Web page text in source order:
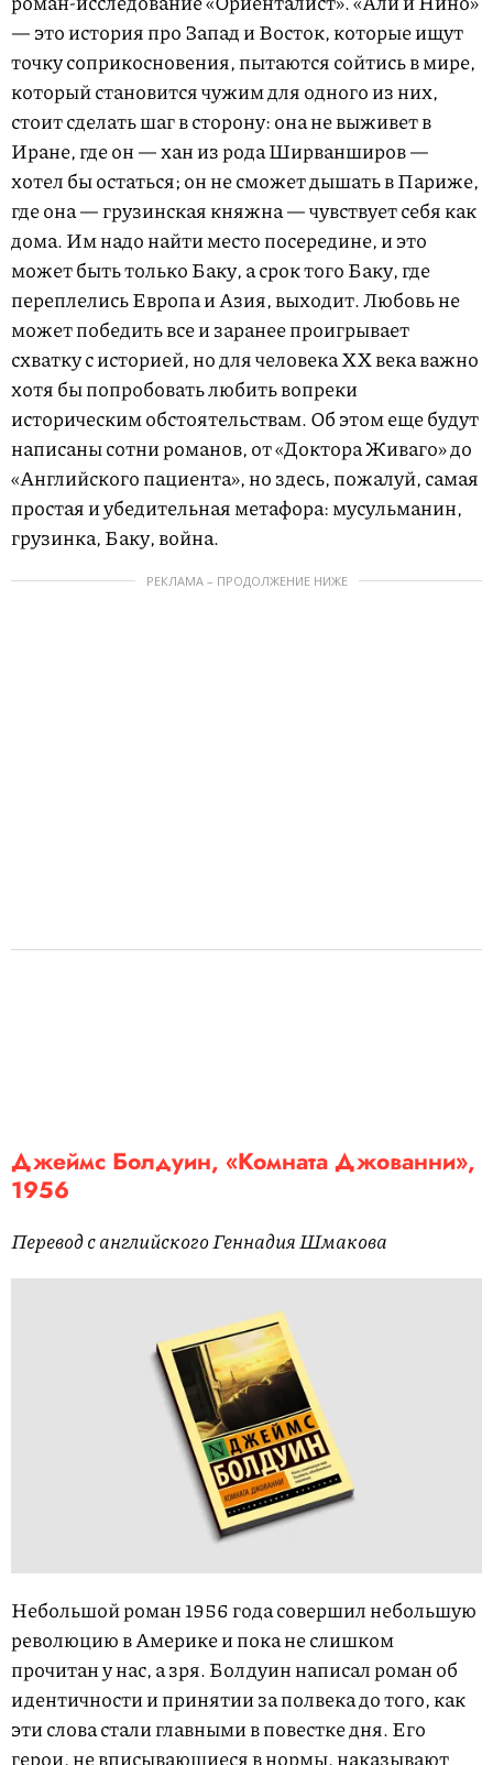
— это история про Запад и Восток, которые ищут
точку соприкосновения, пытаются сойтись в мире,
который становится чужим для одного из них,
стоит сделать шаг в сторону: она не выживет в
Иране, где он — хан из рода Ширванширов —
хотел бы остаться; он не сможет дышать в Париже,
где она — грузинская княжна — чувствует себя как
дома. Им надо найти место посередине, и это
может быть только Баку, а срок того Баку, где
переплелись Европа и Азия, выходит. Любовь не
может победить все и заранее проигрывает
схватку с историей, но для человека ХХ века важно
хотя бы попробовать любить вопреки
историческим обстоятельствам. Об этом еще будут
написаны сотни романов, от «Доктора Живаго» до
«Английского пациента», но здесь, пожалуй, самая
простая и убедительная метафора: мусульманин,
грузинка, Баку, война.
РЕКЛАМА – ПРОДОЛЖЕНИЕ НИЖЕ
Джеймс Болдуин, «Комната Джованни»,
1956
Перевод с английского Геннадия Шмакова
Небольшой роман 1956 года совершил небольшую
революцию в Америке и пока не слишком
прочитан у нас, а зря. Болдуин написал роман об
идентичности и принятии за полвека до того, как
эти слова стали главными в повестке дня. Его
герои, не вписывающиеся в нормы, наказывают